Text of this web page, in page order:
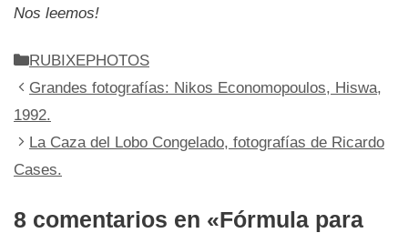
Nos leemos!
Categorías
RUBIXEPHOTOS
Grandes fotografías: Nikos Economopoulos, Hiswa,
1992.
La Caza del Lobo Congelado, fotografías de Ricardo
Cases.
8 comentarios en «Fórmula para